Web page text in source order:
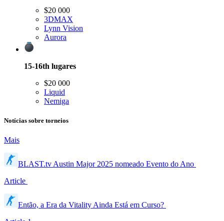
$20 000
3DMAX
Lynn Vision
Aurora
15-16th lugares
$20 000
Liquid
Nemiga
Notícias sobre torneios
Mais
BLAST.tv Austin Major 2025 nomeado Evento do Ano
Article
Então, a Era da Vitality Ainda Está em Curso?